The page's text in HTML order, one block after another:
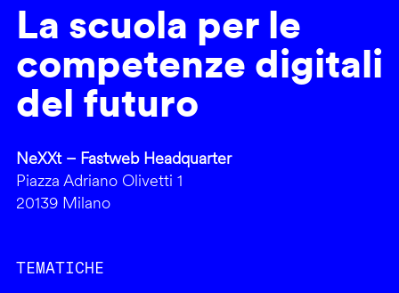
La scuola per le
competenze digitali
del futuro
NeXXt – Fastweb Headquarter
Piazza Adriano Olivetti 1
20139 Milano
TEMATICHE